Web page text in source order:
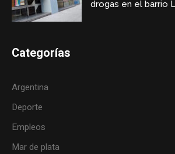
drogas en el barrio
Categorías
Argentina
Deporte
Empleos
Mar de plata